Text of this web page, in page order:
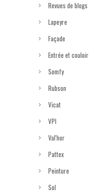
Revues de blogs
Lapeyre
Façade
Entrée et couloir
Somfy
Rubson
Vicat
VPI
Val'hor
Pattex
Peinture
Sol